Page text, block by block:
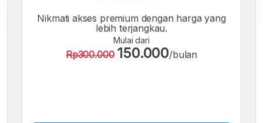
Font
A
Font
A
Font
Nikmati akses premium dengan harga yang
lebih terjangkau.
Mulai dari
Rp300.000 150.000/bulan